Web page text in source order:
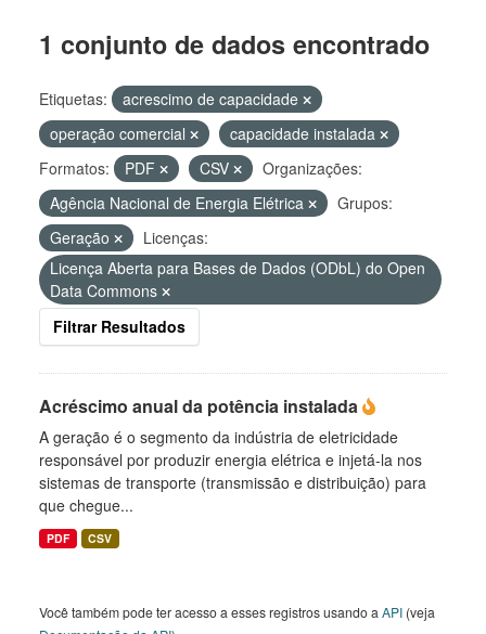
1 conjunto de dados encontrado
Etiquetas:
acrescimo de capacidade
operação comercial
capacidade instalada
Formatos:
PDF CSV
Organizações:
Agência Nacional de Energia Elétrica
Grupos:
Geração
Licenças:
Licença Aberta para Bases de Dados (ODbL) do Open
Data Commons
Filtrar Resultados
Acréscimo anual da potência instalada
A geração é o segmento da indústria de eletricidade
responsável por produzir energia elétrica e injetá-la nos
sistemas de transporte (transmissão e distribuição) para
que chegue...
PDF CSV
Você também pode ter acesso a esses registros usando a API (veja